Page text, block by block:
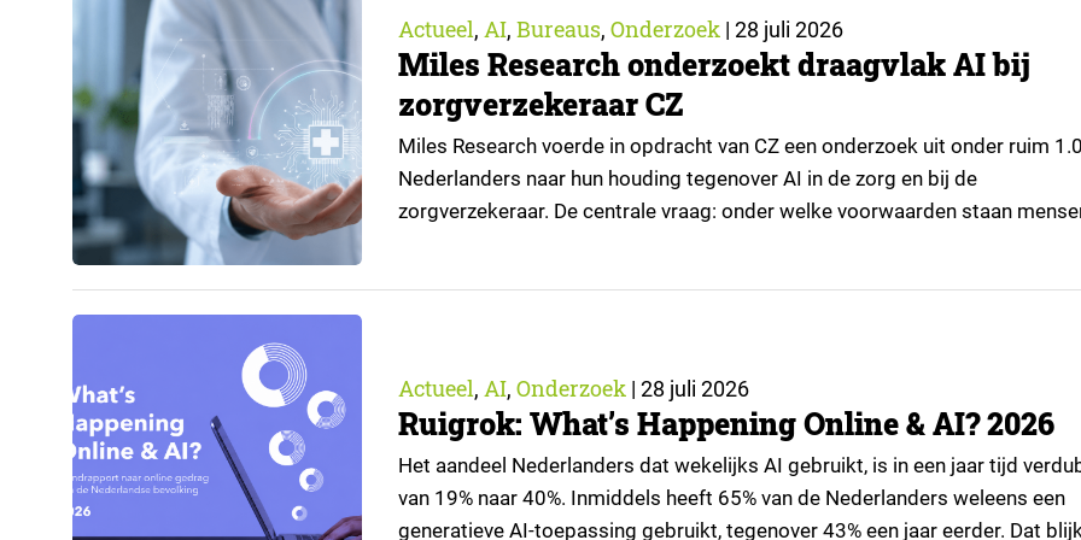
Actueel, AI, Bureaus, Onderzoek | 28 juli 2026
Miles Research onderzoekt draagvlak AI bij
zorgverzekeraar CZ
Miles Research voerde in opdracht van CZ een onderzoek uit onder ruim
Nederlanders naar hun houding tegenover AI in de zorg en bij de
zorgverzekeraar. De centrale vraag: onder welke voorwaarden staan
Actueel, AI, Onderzoek | 28 juli 2026
Ruigrok: What’s Happening Online & AI? 2026
Het aandeel Nederlanders dat wekelijks AI gebruikt, is in een jaar tijd
van 19% naar 40%. Inmiddels heeft 65% van de Nederlanders weleens een
generatieve AI-toepassing gebruikt, tegenover 43% een jaar eerder. Dat